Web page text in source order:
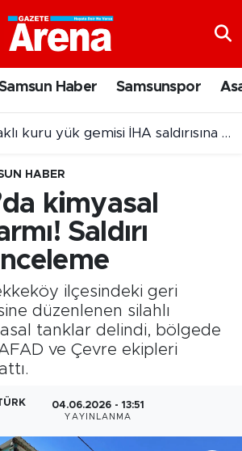
Haber Samsunspor
Nebiyan Fest Başladı
HABER
kimyasal
Saldırı
ilçesindeki geri
düzenlenen silahlı
tanklar delindi, bölgede
AFAD ve Çevre ekipleri
04.06.2026 - 13:51
YAYINLANMA
Vakitleri
Durumu ve Fikstür
Haberleri